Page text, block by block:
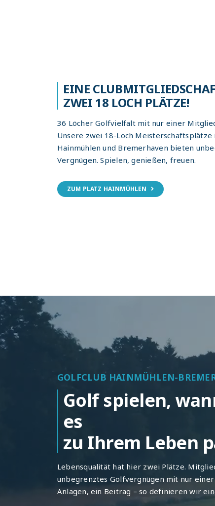
EINE
ZWEI 18 LOCH PLÄTZE!
36 Löcher Golfvielfalt mit nur einer
Unsere zwei 18-Loch Meisterschaftsplätze
Hainmühlen und Bremerhaven bieten
Vergnügen. Spielen, genießen, freuen.
ZUM PLATZ HAINMÜHLEN
GOLFCLUB HAINMÜHLEN-
Golf spielen,
es
zu Ihrem Leben
Lebensqualität hat hier zwei Plätze.
unbegrenztes Golfvergnügen mit nur
Anlagen, ein Beitrag – so definieren wir